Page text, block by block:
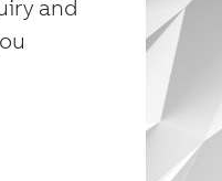
and